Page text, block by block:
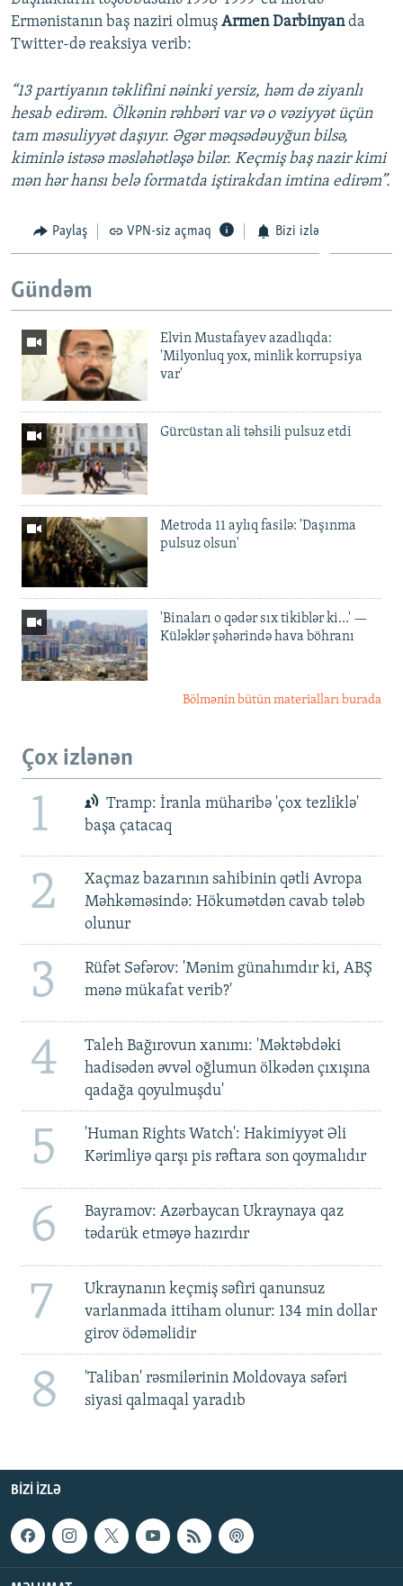
Ermənistanın baş naziri olmuş Armen Darbinyanda
Twitter-də reaksiya verib:
“13 partiyanın təklifini nəinki yersiz, həm də ziyanlı
hesab edirəm. Ölkənin rəhbəri var və o vəziyyət üçün
tam məsuliyyət daşıyır. Əgər məqsədəuyğun bilsə,
kiminlə istəsə məsləhətləşə bilər. Keçmiş baş nazir kimi
mən hər hansı belə formatda iştirakdan imtina edirəm”.
Paylaş VPN-siz açmaq Bizi izlə
Gündəm
Elvin Mustafayev azadlıqda:
'Milyonluq yox, minlik korrupsiya
var'
Gürcüstan ali təhsili pulsuz etdi
Metroda 11 aylıq fasilə: 'Daşınma
pulsuz olsun'
'Binaları o qədər sıx tikiblər ki...' —
Küləklər şəhərində hava böhranı
Bölmənin bütün materialları burada
Çox izlənən
1
Tramp: İranla müharibə 'çox tezliklə'
başa çatacaq
2
Xaçmaz bazarının sahibinin qətli Avropa
Məhkəməsində: Hökumətdən cavab tələb
olunur
3
Rüfət Səfərov: 'Mənim günahımdır ki, ABŞ
mənə mükafat verib?'
4
Taleh Bağırovun xanımı: 'Məktəbdəki
hadisədən əvvəl oğlumun ölkədən çıxışına
qadağa qoyulmuşdu'
5
'Human Rights Watch': Hakimiyyət Əli
Kərimliyə qarşı pis rəftara son qoymalıdır
6
Bayramov: Azərbaycan Ukraynaya qaz
tədarük etməyə hazırdır
7
Ukraynanın keçmiş səfiri qanunsuz
varlanmada ittiham olunur: 134 min dollar
girov ödəməlidir
8
'Taliban' rəsmilərinin Moldovaya səfəri
siyasi qalmaqal yaradıb
BIZI IZLƏ